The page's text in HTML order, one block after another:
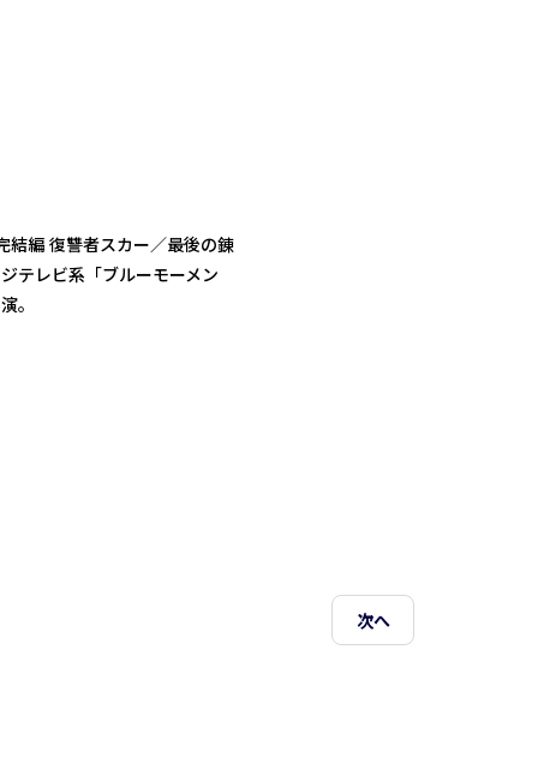
結編 復讐者スカー／最後の錬
テレビ系「ブルーモーメン
。
次へ